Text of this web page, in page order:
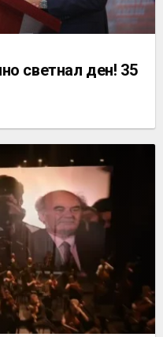
светнал ден! 35